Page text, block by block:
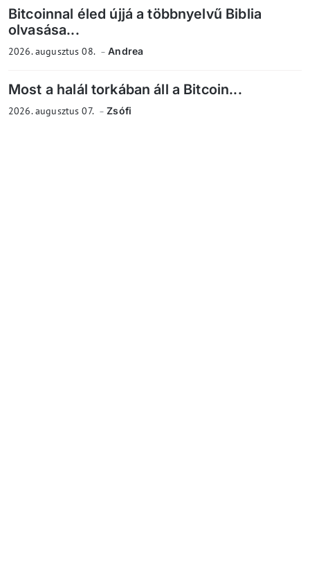
Bitcoinnal éled újjá a többnyelvű Biblia
olvasása...
2026. augusztus 08. Andrea
Most a halál torkában áll a Bitcoin...
2026. augusztus 07. Zsófi